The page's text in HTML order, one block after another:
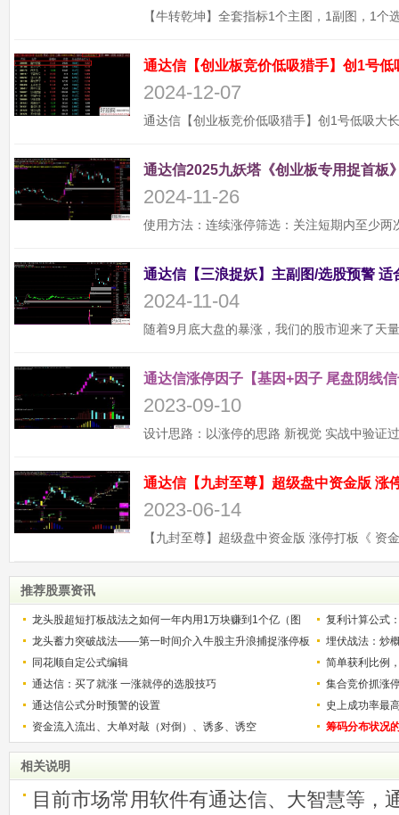
通达信【创业板竞价低吸猎手】创1号
2024-12-07
通达信2025九妖塔《创业板专用捉首板
2024-11-26
2024-11-04
通达信涨停因子【基因+因子 尾盘阴线
2023-09-10
2023-06-14
推荐股票资讯
龙头股超短打板战法之如何一年内用1万块赚到1个亿（图
解）
复利计算公式
少？
龙头蓄力突破战法——第一时间介入牛股主升浪捕捉涨停板
的技巧（图解）
埋伏战法：炒
同花顺自定公式编辑
简单获利比例
用
通达信：买了就涨 一涨就停的选股技巧
集合竞价抓涨
通达信公式分时预警的设置
史上成功率最
称选股法宝！
资金流入流出、大单对敲（对倒）、诱多、诱空 筹码分布状况
相关说明
目前市场常用软件有通达信、大智慧等，